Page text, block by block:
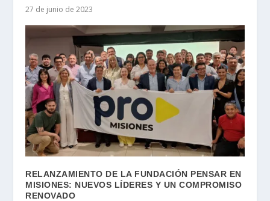
27 de junio de 2023
RELANZAMIENTO DE LA FUNDACIÓN PENSAR EN
MISIONES: NUEVOS LÍDERES Y UN COMPROMISO
RENOVADO